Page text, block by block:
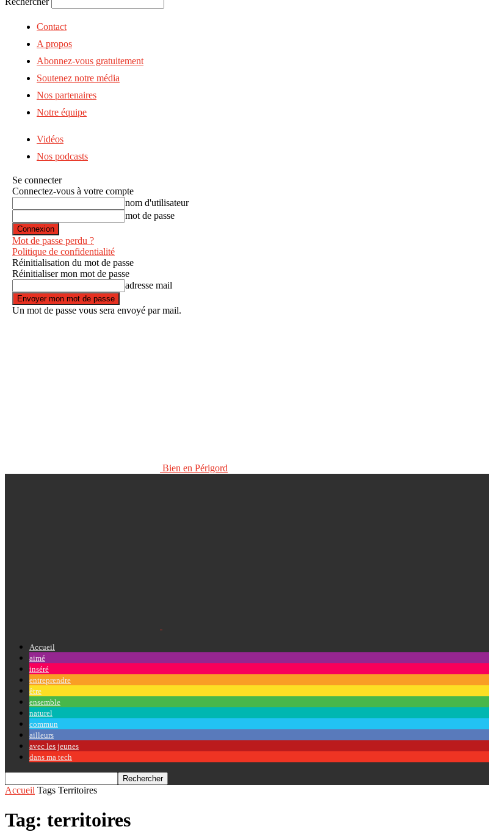
Contact
A propos
Abonnez-vous gratuitement
Soutenez notre média
Nos partenaires
Notre équipe
Vidéos
Nos podcasts
Se connecter
Connectez-vous à votre compte
nom d'utilisateur
mot de passe
Mot de passe perdu ?
Politique de confidentialité
Réinitialisation du mot de passe
Réinitialiser mon mot de passe
adresse mail
Un mot de passe vous sera envoyé par mail.
Bien en Périgord
Accueil
aimé
inséré
entreprendre
être
ensemble
naturel
commun
ailleurs
avec les jeunes
dans ma tech
Accueil Tags Territoires
Tag: territoires